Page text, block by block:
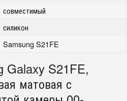
совместимый
силикон
Samsung S21FE
Galaxy S21FE,
матовая с